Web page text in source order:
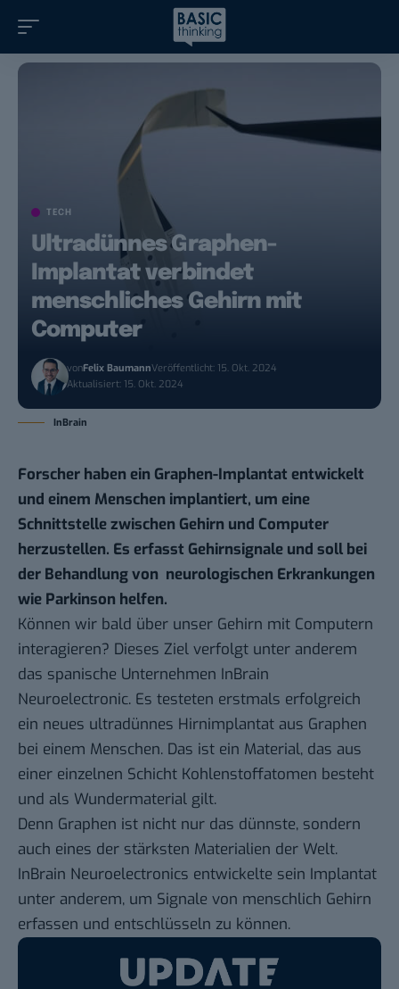
TECH
Ultradünnes Graphen-
Implantat verbindet
menschliches Gehirn mit
Computer
vonFelix BaumannVeröffentlicht: 15. Okt. 2024
Aktualisiert: 15. Okt. 2024
InBrain
Forscher haben ein Graphen-Implantat entwickelt
und einem Menschen implantiert, um eine
Schnittstelle zwischen Gehirn und Computer
herzustellen. Es erfasst Gehirnsignale und soll bei
der Behandlung von neurologischen Erkrankungen
wie Parkinson helfen.
Können wir bald über unser Gehirn mit Computern
interagieren? Dieses Ziel verfolgt unter anderem
das spanische Unternehmen InBrain
Neuroelectronic. Es testeten erstmals erfolgreich
ein neues ultradünnes Hirnimplantat aus Graphen
bei einem Menschen. Das ist ein Material, das aus
einer einzelnen Schicht Kohlenstoffatomen besteht
und als Wundermaterial gilt.
Denn Graphen ist nicht nur das dünnste, sondern
auch eines der stärksten Materialien der Welt.
InBrain Neuroelectronics entwickelte sein Implantat
unter anderem, um Signale von menschlich Gehirn
erfassen und entschlüsseln zu können.